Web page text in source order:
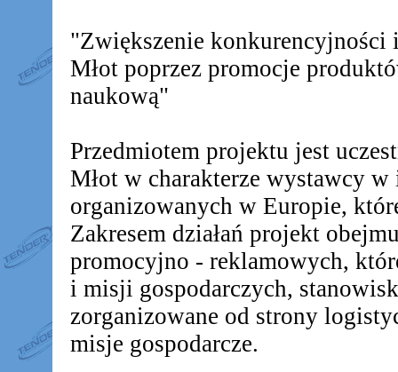
"Zwiększenie
Młot poprzez promocje
naukową"
Przedmiotem projektu jest
Młot w charakterze wystawcy
organizowanych w Europie,
Zakresem działań projekt
promocyjno - reklamowych,
i misji gospodarczych,
zorganizowane od strony
misje gospodarcze.